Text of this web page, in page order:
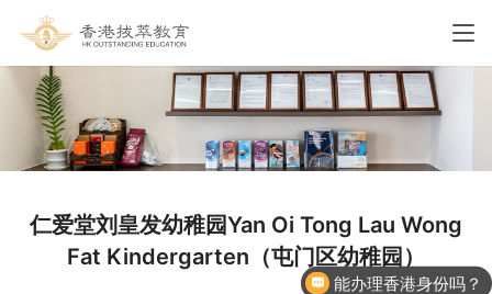
仁爱堂刘皇发幼稚园Yan Oi Tong Lau Wong
Fat Kindergarten（屯门区幼稚园）
能办理香港身份吗？